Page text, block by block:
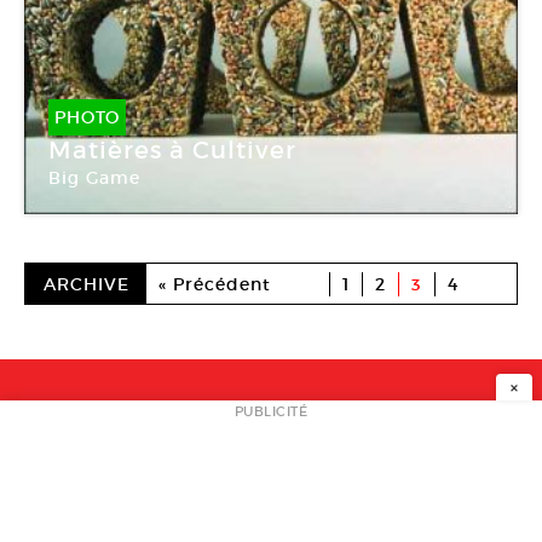
PHOTO
Matières à Cultiver
Big Game
ARCHIVE « Précédent 1 2 3
4
NEWSLETTER
×
PUBLICITÉ